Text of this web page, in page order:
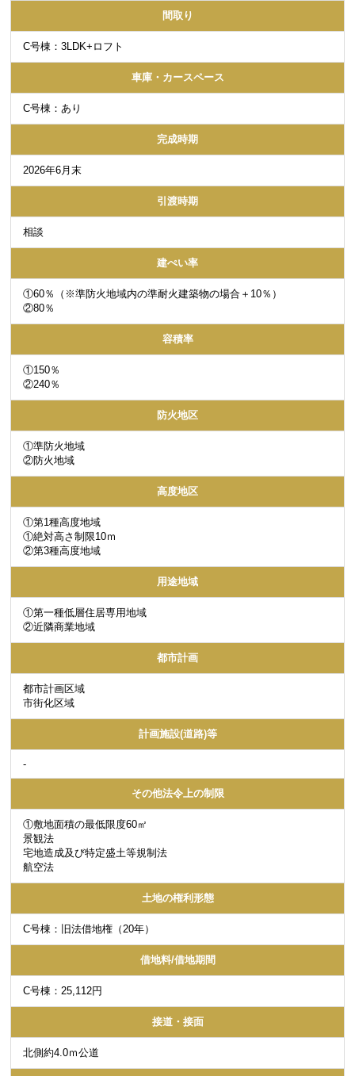
間取り
C号棟：3LDK+ロフト
車庫・カースペース
C号棟：あり
完成時期
2026年6月末
引渡時期
相談
建ぺい率
①60％（※準防火地域内の準耐火建築物の場合＋10％）
②80％
容積率
①150％
②240％
防火地区
①準防火地域
②防火地域
高度地区
①第1種高度地域
①絶対高さ制限10ｍ
②第3種高度地域
用途地域
①第一種低層住居専用地域
②近隣商業地域
都市計画
都市計画区域
市街化区域
計画施設(道路)等
-
その他法令上の制限
①敷地面積の最低限度60㎡
景観法
宅地造成及び特定盛土等規制法
航空法
土地の権利形態
C号棟：旧法借地権（20年）
借地料/借地期間
C号棟：25,112円
接道・接面
北側約4.0ｍ公道